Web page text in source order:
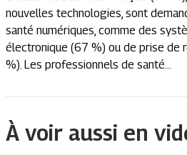
nouvelles technologies, sont
santé numériques, comme des
électronique (67 %) ou de prise de
%). Les professionnels de santé...
À voir aussi en